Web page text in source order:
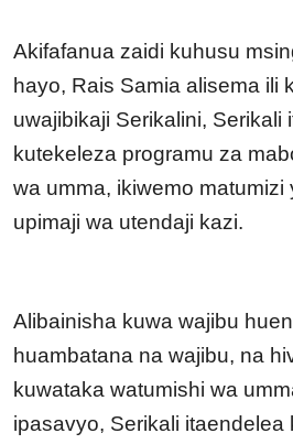
Akifafanua zaidi kuhusu
hayo, Rais Samia alisema ili
uwajibikaji Serikalini, Serikali
kutekeleza programu za
wa umma, ikiwemo matumizi
upimaji wa utendaji kazi.
Alibainisha kuwa wajibu
huambatana na wajibu, na
kuwataka watumishi wa
ipasavyo, Serikali itaendelea